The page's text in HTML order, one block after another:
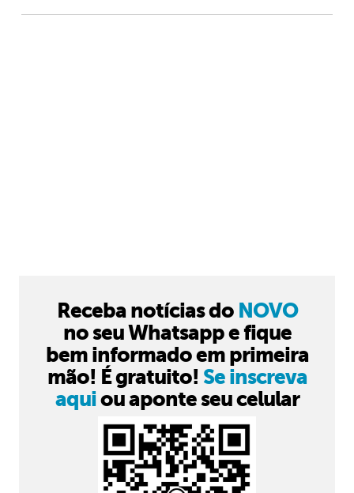
Receba notícias do NOVO
no seu Whatsapp e fique
bem informado em primeira
mão! É gratuito! Se inscreva
aquiou aponte seu celular